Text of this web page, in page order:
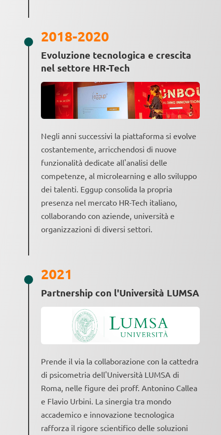
2018-2020
Evoluzione tecnologica e crescita
nel settore HR-Tech
Negli anni successivi la piattaforma si evolve
costantemente, arricchendosi di nuove
funzionalità dedicate all'analisi delle
competenze, al microlearning e allo sviluppo
dei talenti. Eggup consolida la propria
presenza nel mercato HR-Tech italiano,
collaborando con aziende, università e
organizzazioni di diversi settori.
2021
Partnership con l'Università LUMSA
Prende il via la collaborazione con la cattedra
di psicometria dell'Università LUMSA di
Roma, nelle figure dei proff. Antonino Callea
e Flavio Urbini. La sinergia tra mondo
accademico e innovazione tecnologica
rafforza il rigore scientifico delle soluzioni